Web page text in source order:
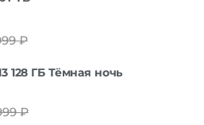
₽
128 ГБ Тёмная ночь
₽